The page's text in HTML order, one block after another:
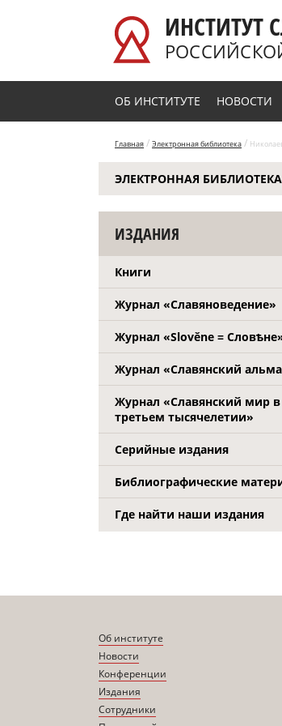
ИНСТИТУТ
ОБ ИНСТИТУТЕ НОВОСТИ
Главная / Электронная библиотека /
ЭЛЕКТРОННАЯ БИБЛИОТЕКА
ИЗДАНИЯ
Книги
Журнал «Славяноведение»
Журнал «Slověne =
Журнал «Славянский
Журнал «Славянский мир в
третьем тысячелетии»
Серийные издания
Библиографические
Где найти наши издания
Об институте
Новости
Конференции
Издания
Сотрудники